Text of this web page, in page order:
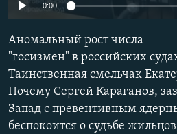
Все сайты РСЕ/РС
0:00
Аномальный рост числа
"госизмен" в российских
Таинственная смельчак
Почему Сергей Караганов,
Запад с превентивным
беспокоится о судьбе